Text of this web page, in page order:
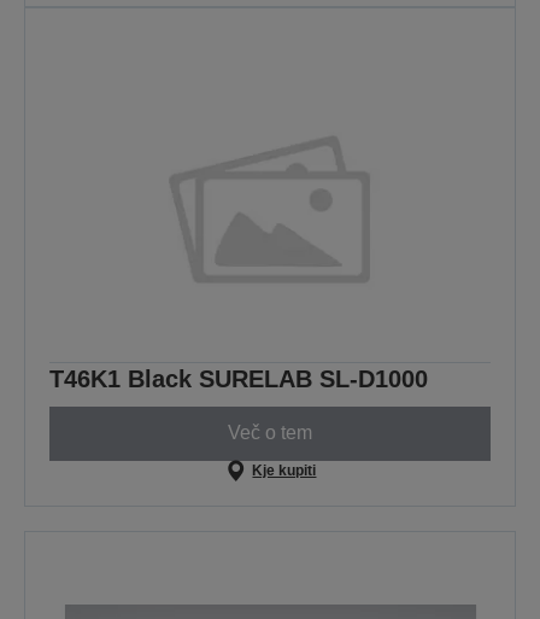
T46K1 Black SURELAB SL-D1000
Več o tem
Kje kupiti